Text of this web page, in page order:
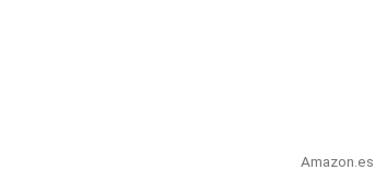
Amazon.es